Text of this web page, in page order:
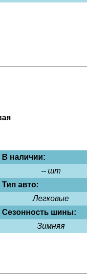
В наличии:
-- шт
Тип авто:
Легковые
Сезонность шины:
Зимняя